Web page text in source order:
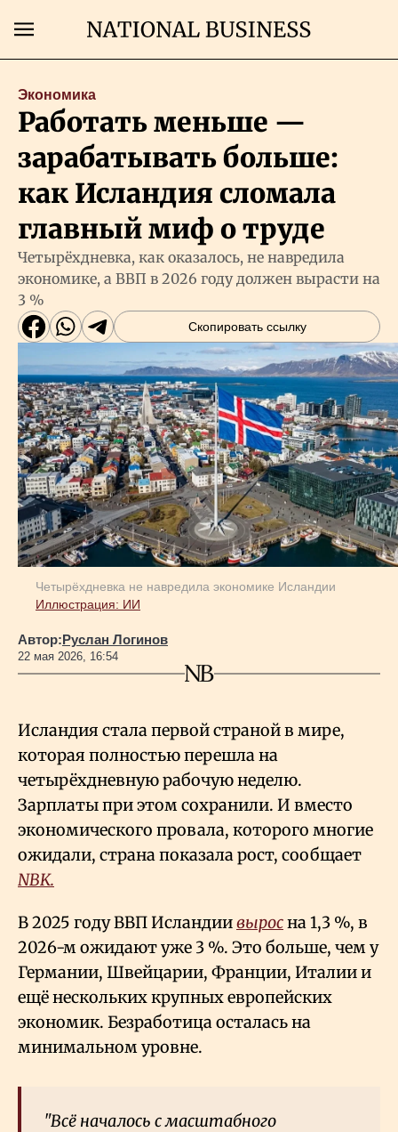
Главная
Экономика
Бизнес
Рынки
Технологии
Власть
Геополитика
Исследования
Люди
Life & Arts
О нас
Все новости
Экономика
Работать меньше —
зарабатывать больше:
как Исландия сломала
главный миф о труде
Четырёхдневка, как оказалось, не навредила
экономике, а ВВП в 2026 году должен вырасти на
3 %
Скопировать ссылку
Четырёхдневка не навредила экономике Исландии
Иллюстрация: ИИ
Автор:Руслан Логинов
22 мая 2026, 16:54
Исландия стала первой страной в мире,
которая полностью перешла на
четырёхдневную рабочую неделю.
Зарплаты при этом сохранили. И вместо
экономического провала, которого многие
ожидали, страна показала рост, сообщает
NBK.
В 2025 году ВВП Исландиивыросна 1,3 %, в
2026-м ожидают уже 3 %. Это больше, чем у
Германии, Швейцарии, Франции, Италии и
ещё нескольких крупных европейских
экономик. Безработица осталась на
минимальном уровне.
"Всё началось с масштабного